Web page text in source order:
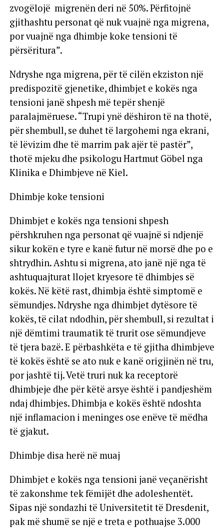
zvogëlojë migrenën deri në 50%. Përfitojnë
gjithashtu personat që nuk vuajnë nga migrena,
por vuajnë nga dhimbje koke tensioni të
përsëritura”.
Ndryshe nga migrena, për të cilën ekziston një
predispozitë gjenetike, dhimbjet e kokës nga
tensioni janë shpesh më tepër shenjë
paralajmëruese. “Trupi ynë dëshiron të na thotë,
për shembull, se duhet të largohemi nga ekrani,
të lëvizim dhe të marrim pak ajër të pastër”,
thotë mjeku dhe psikologu Hartmut Göbel nga
Klinika e Dhimbjeve në Kiel.
Dhimbje koke tensioni
Dhimbjet e kokës nga tensioni shpesh
përshkruhen nga personat që vuajnë si ndjenjë
sikur kokën e tyre e kanë futur në morsë dhe po e
shtrydhin. Ashtu si migrena, ato janë një nga të
ashtuquajturat llojet kryesore të dhimbjes së
kokës. Në këtë rast, dhimbja është simptomë e
sëmundjes. Ndryshe nga dhimbjet dytësore të
kokës, të cilat ndodhin, për shembull, si rezultat i
një dëmtimi traumatik të trurit ose sëmundjeve
të tjera bazë. E përbashkëta e të gjitha dhimbjeve
të kokës është se ato nuk e kanë origjinën në tru,
por jashtë tij. Vetë truri nuk ka receptorë
dhimbjeje dhe për këtë arsye është i pandjeshëm
ndaj dhimbjes. Dhimbja e kokës është ndoshta
një inflamacion i meninges ose enëve të mëdha
të gjakut.
Dhimbje disa herë në muaj
Dhimbjet e kokës nga tensioni janë veçanërisht
të zakonshme tek fëmijët dhe adoleshentët.
Sipas një sondazhi të Universitetit të Dresdenit,
pak më shumë se një e treta e pothuajse 3.000